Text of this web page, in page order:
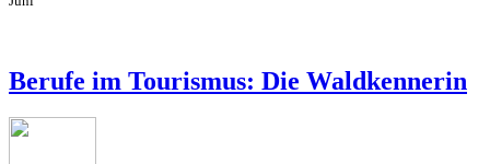
Berufe im Tourismus: Die Waldkennerin